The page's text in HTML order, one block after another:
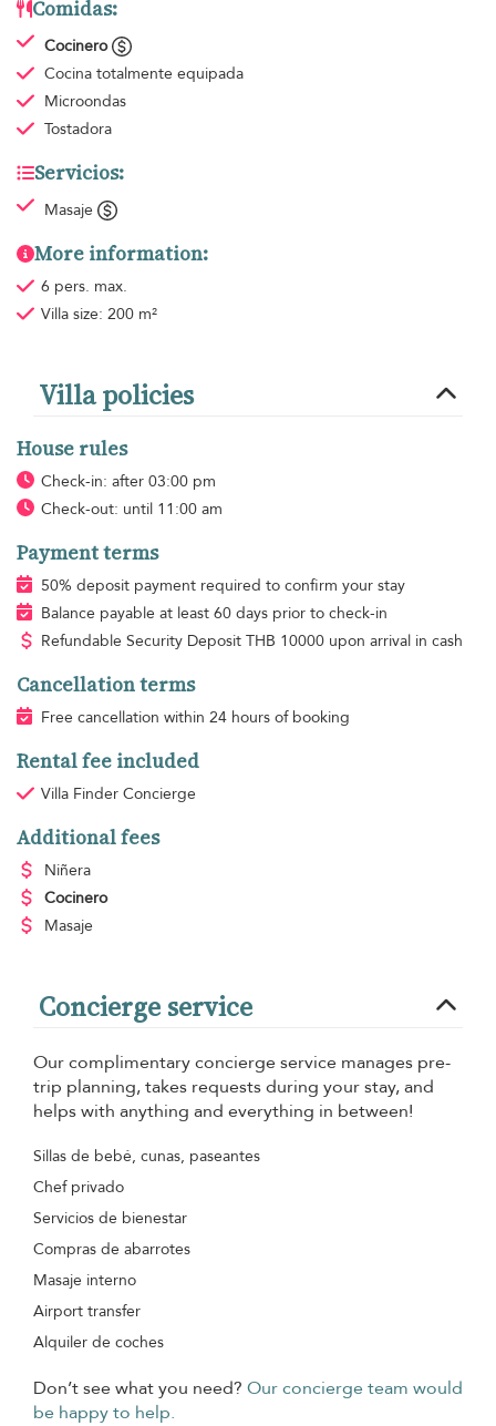
Comidas:
Cocinero
Cocina totalmente equipada
Microondas
Tostadora
Servicios:
Masaje
More information:
6 pers. max.
Villa size: 200 m²
Villa policies
House rules
Check-in: after 03:00 pm
Check-out: until 11:00 am
Payment terms
50% deposit payment required to confirm your stay
Balance payable at least 60 days prior to check-in
Refundable Security Deposit THB 10000 upon arrival in cash
Cancellation terms
Free cancellation within 24 hours of booking
Rental fee included
Villa Finder Concierge
Additional fees
Niñera
Cocinero
Masaje
Concierge service
Our complimentary concierge service manages pre-
trip planning, takes requests during your stay, and
helps with anything and everything in between!
Sillas de bebé, cunas, paseantes
Chef privado
Servicios de bienestar
Compras de abarrotes
Masaje interno
Airport transfer
Alquiler de coches
Don’t see what you need? Our concierge team would
be happy to help.